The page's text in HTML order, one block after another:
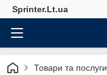
Sprinter.Lt.ua
Товари та послуги